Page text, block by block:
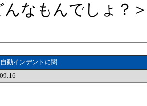
なもんでしょ？
動インデントに関